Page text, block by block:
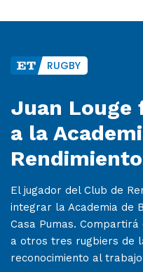
RUGBY
Juan Louge
a la
El jugador del Club de
integrar la Academia de
Casa Pumas.
a otros tres rugbiers de
reconocimiento al